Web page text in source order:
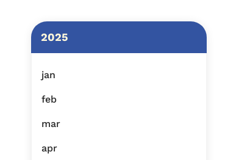
2025
jan
feb
mar
apr